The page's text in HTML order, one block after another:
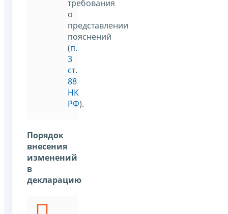
требования
о
представлении
пояснений
(п.
3
ст.
88
НК
РФ).
Порядок
внесения
изменений
в
декларацию